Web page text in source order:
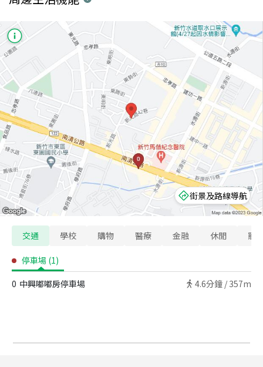
街景及路線導航
交通 學校 購物 醫療 金融 休閒 寵
停車場 (1)
0 中興嘟嘟房停車場 4.6分鐘 / 357m